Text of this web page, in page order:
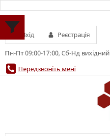
Пн-Пт 09:00-17:00, Сб-Нд вихідний
Передзвоніть мені
Вхід Реєстрація